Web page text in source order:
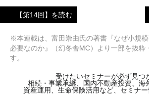
【第14回】を読む
※本連載は、富田崇由氏の著書『なぜ小規
必要なのか』（幻冬舎MC）より一部を抜粋
す。
受けたいセミナーが必ず見つ
相続・事業承継、国内不動産投資、海
資産運用、生命保険活用など、セミナ